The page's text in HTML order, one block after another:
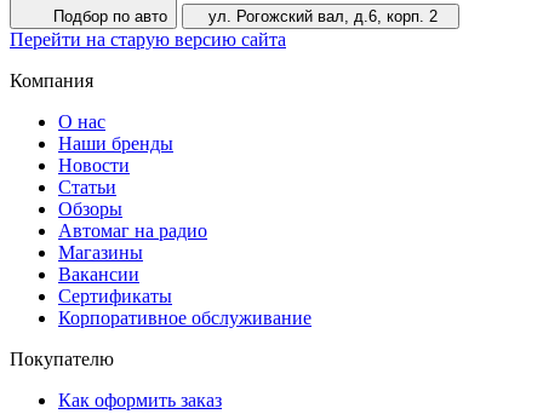
Подбор по авто ул. Рогожский вал, д.6, корп. 2
Перейти на старую версию сайта
Компания
О нас
Наши бренды
Новости
Статьи
Обзоры
Автомаг на радио
Магазины
Вакансии
Сертификаты
Корпоративное обслуживание
Покупателю
Как оформить заказ